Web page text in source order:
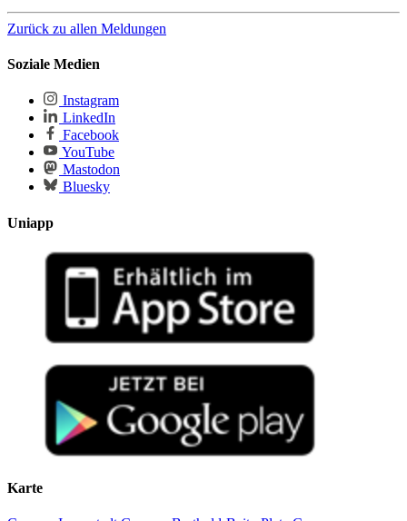
Zurück zu allen Meldungen
Soziale Medien
Instagram
LinkedIn
Facebook
YouTube
Mastodon
Bluesky
Uniapp
Karte